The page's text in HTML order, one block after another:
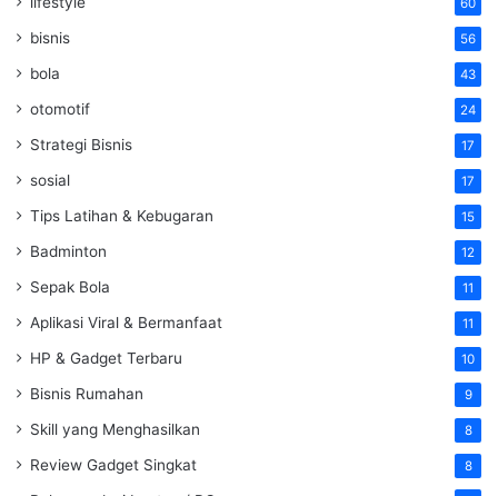
60
bisnis 56
bola 43
otomotif 24
Strategi Bisnis 17
sosial 17
Tips Latihan & Kebugaran 15
Badminton 12
Sepak Bola 11
Aplikasi Viral & Bermanfaat 11
HP & Gadget Terbaru 10
Bisnis Rumahan 9
Skill yang Menghasilkan 8
Review Gadget Singkat 8